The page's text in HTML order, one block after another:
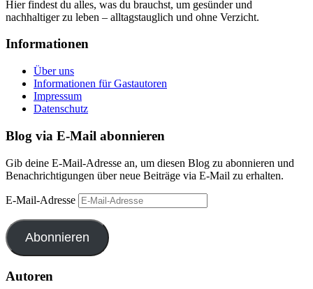
Hier findest du alles, was du brauchst, um gesünder und
nachhaltiger zu leben – alltagstauglich und ohne Verzicht.
Informationen
Über uns
Informationen für Gastautoren
Impressum
Datenschutz
Blog via E-Mail abonnieren
Gib deine E-Mail-Adresse an, um diesen Blog zu abonnieren und
Benachrichtigungen über neue Beiträge via E-Mail zu erhalten.
E-Mail-Adresse
Abonnieren
Autoren